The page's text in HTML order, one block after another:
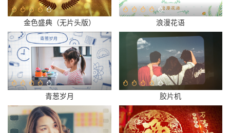
金色盛典（无片头版） 浪漫花语
青葱岁月 胶片机